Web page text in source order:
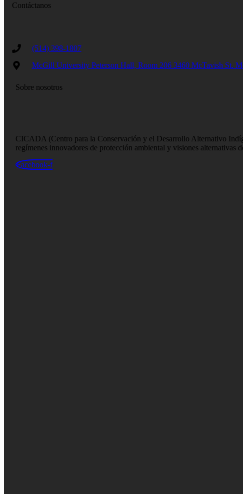
Contáctanos
(514) 398-1807
McGill University Peterson Hall, Room 206 3460 McTavish St.
Sobre nosotros
CICADA (Centro para la Conservación y el Desarrollo Alternativo
regímenes innovadores de protección ambiental y visiones alternativas
Facebook-f